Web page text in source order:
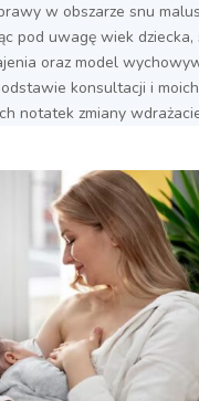
w obszarze snu
pod uwagę wiek dziecka,
oraz model
konsultacji i
notatek zmiany